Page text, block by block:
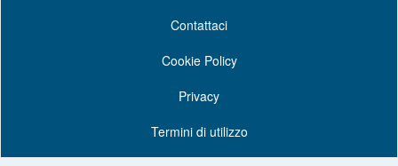
Contattaci
Cookie Policy
Privacy
Termini di utilizzo